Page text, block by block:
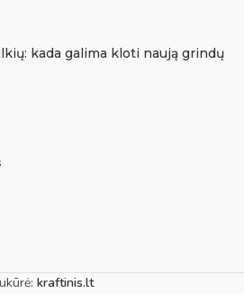
kada galima kloti naują grindų
kraftinis.lt